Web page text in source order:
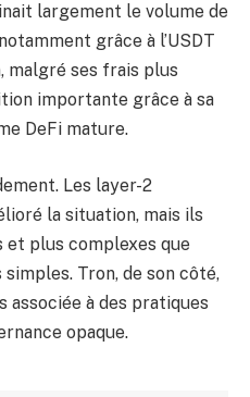
largement le volume de
grâce à l’USDT
malgré ses frais plus
importante grâce à sa
DeFi mature.
Les layer-2
la situation, mais ils
plus complexes que
Tron, de son côté,
associée à des pratiques
opaque.